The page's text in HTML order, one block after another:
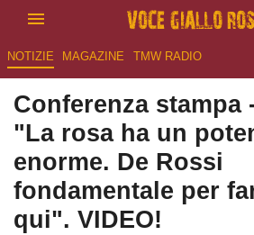
NOTIZIE MAGAZINE TMW RADIO
Conferenza stampa
"La rosa ha un
enorme. De Rossi
fondamentale per
qui". VIDEO!